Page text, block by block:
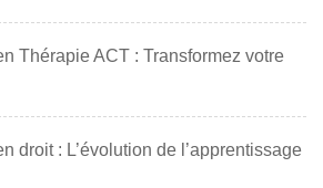
Thérapie ACT : Transformez votre
droit : L’évolution de l’apprentissage